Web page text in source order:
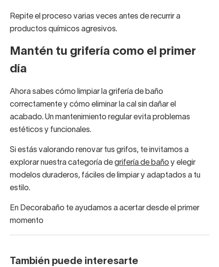
Repite el proceso varias veces antes de recurrir a
productos químicos agresivos.
Mantén tu grifería como el primer
día
Ahora sabes cómo limpiar la grifería de baño
correctamente y cómo eliminar la cal sin dañar el
acabado. Un mantenimiento regular evita problemas
estéticos y funcionales.
Si estás valorando renovar tus grifos, te invitamos a
explorar nuestra categoría de grifería de baño y elegir
modelos duraderos, fáciles de limpiar y adaptados a tu
estilo.
En Decorabaño te ayudamos a acertar desde el primer
momento
También puede interesarte